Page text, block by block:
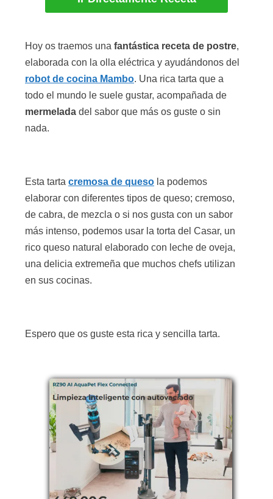
Hoy os traemos una fantástica receta de postre,
elaborada con la olla eléctrica y ayudándonos del
robot de cocina Mambo. Una rica tarta que a
todo el mundo le suele gustar, acompañada de
mermelada del sabor que más os guste o sin
nada.
Esta tarta cremosa de queso la podemos
elaborar con diferentes tipos de queso; cremoso,
de cabra, de mezcla o si nos gusta con un sabor
más intenso, podemos usar la torta del Casar, un
rico queso natural elaborado con leche de oveja,
una delicia extremeña que muchos chefs utilizan
en sus cocinas.
Espero que os guste esta rica y sencilla tarta.